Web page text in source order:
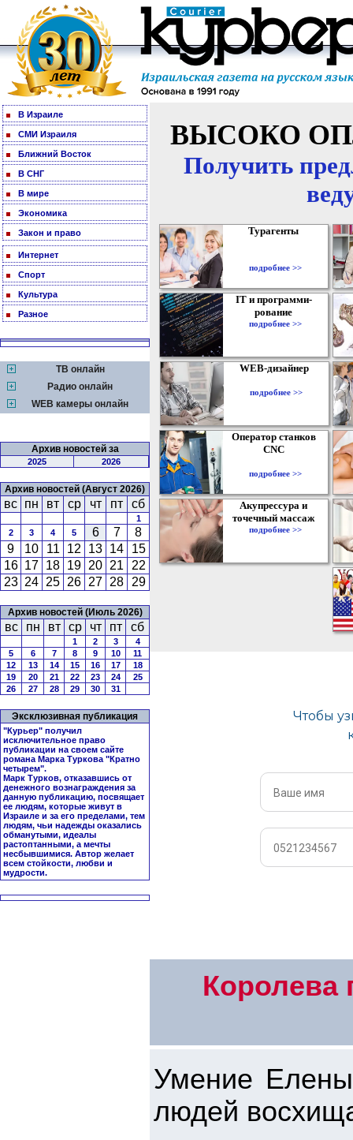
В Израиле
СМИ Израиля
Ближний Восток
В СНГ
В мире
Экономика
Закон и право
Интернет
Спорт
Культура
Разное
ТВ онлайн
Радио онлайн
WEB камеры онлайн
Архив новостей за
2025 2026
Архив новостей (Август 2026)
вс пн вт ср чт пт сб
1
2
3 4 5 6 7
8
9
10 11 12 13 14
15
16 17 18 19 20 21
22
23 24 25 26 27 28 29
Архив новостей (Июль 2026)
вс пн вт ср чт пт сб
1 2 3
4
5
6 7 8 9 10
11
12
13 14 15 16 17
18
19
20 21 22 23 24
25
26
27 28 29 30 31
Эксклюзивная публикация
"Курьер" получил
исключительное право
публикации на своем сайте
романа Марка Туркова "Кратно
четырем".
Марк Турков, отказавшись от
денежного вознаграждения за
данную публикацию, посвящает
ее людям, которые живут в
Израиле и за его пределами, тем
людям, чьи надежды оказались
обманутыми, идеалы
растоптанными, а мечты
несбывшимися. Автор желает
всем стойкости, любви и
мудрости.
ВЫСОКО
Получить
Турагенты
подробнее >>
IT и программи-
рование
подробнее >>
WEB-дизайнер
подробнее >>
Оператор станков
CNC
подробнее >>
Акупрессура и
точечный массаж
подробнее >>
Королева
Умение
людей